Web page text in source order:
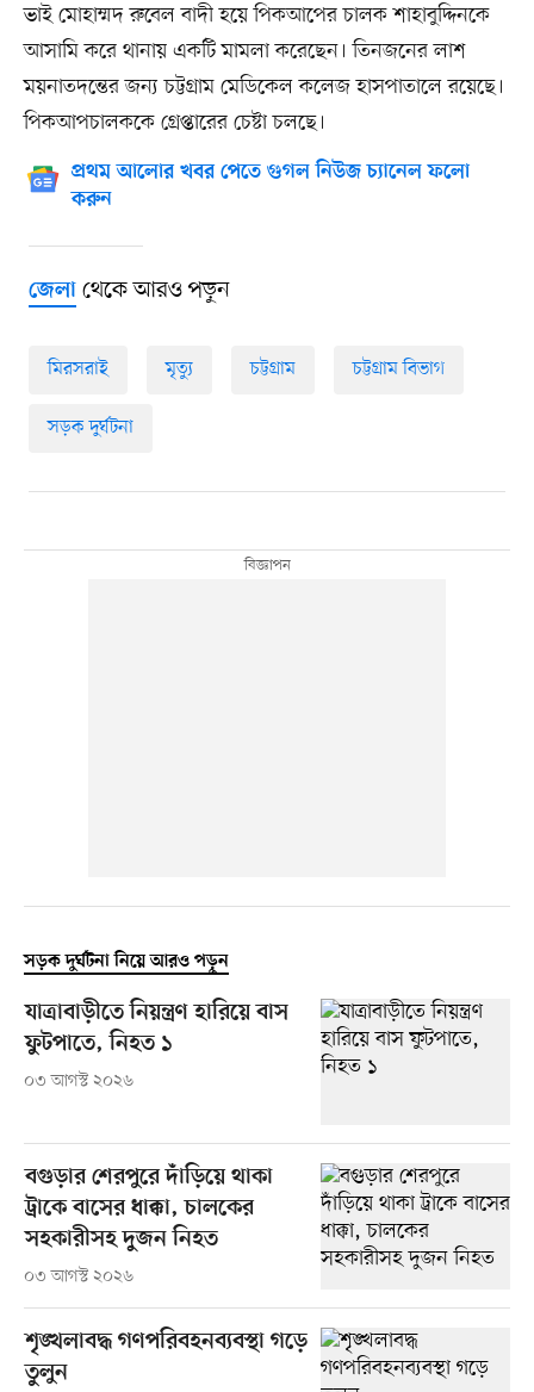
ভাই মোহাম্মদ রুবেল বাদী হয়ে পিকআপের চালক শাহাবুদ্দিনকে
আসামি করে থানায় একটি মামলা করেছেন। তিনজনের লাশ
ময়নাতদন্তের জন্য চট্টগ্রাম মেডিকেল কলেজ হাসপাতালে রয়েছে।
পিকআপচালককে গ্রেপ্তারের চেষ্টা চলছে।
প্রথম আলোর খবর পেতে গুগল নিউজ চ্যানেল ফলো
করুন
জেলাথেকে আরও পড়ুন
মিরসরাই মৃত্যু চট্টগ্রাম চট্টগ্রাম বিভাগ
সড়ক দুর্ঘটনা
সড়ক দুর্ঘটনা নিয়ে আরও পড়ুন
যাত্রাবাড়ীতে নিয়ন্ত্রণ হারিয়ে বাস
ফুটপাতে, নিহত ১
০৩ আগস্ট ২০২৬
বগুড়ার শেরপুরে দাঁড়িয়ে থাকা
ট্রাকে বাসের ধাক্কা, চালকের
সহকারীসহ দুজন নিহত
০৩ আগস্ট ২০২৬
শৃঙ্খলাবদ্ধ গণপরিবহনব্যবস্থা গড়ে
তুলুন